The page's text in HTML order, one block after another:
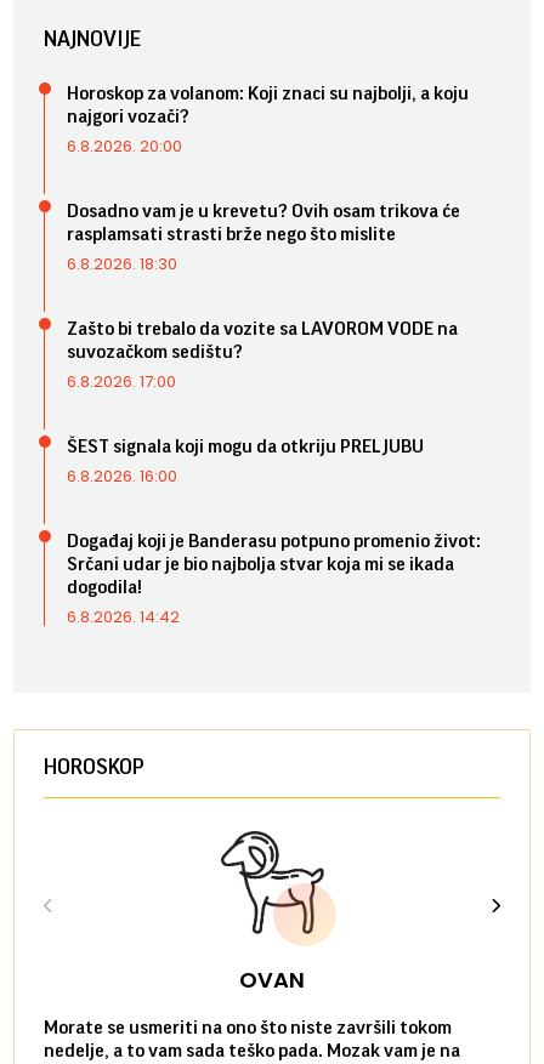
NAJNOVIJE
Horoskop za volanom: Koji znaci su najbolji, a koju
najgori vozači?
6.8.2026. 20:00
Dosadno vam je u krevetu? Ovih osam trikova će
rasplamsati strasti brže nego što mislite
6.8.2026. 18:30
Zašto bi trebalo da vozite sa LAVOROM VODE na
suvozačkom sedištu?
6.8.2026. 17:00
ŠEST signala koji mogu da otkriju PRELJUBU
6.8.2026. 16:00
Događaj koji je Banderasu potpuno promenio život:
Srčani udar je bio najbolja stvar koja mi se ikada
dogodila!
6.8.2026. 14:42
HOROSKOP
OVAN
Morate se usmeriti na ono što niste završili tokom
nedelje, a to vam sada teško pada. Mozak vam je na